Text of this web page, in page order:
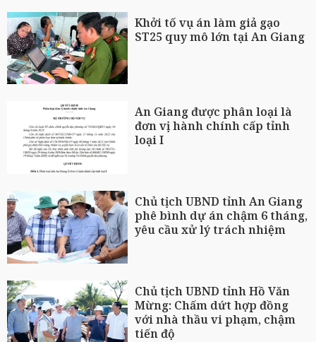
Khởi tố vụ án làm giả gạo
ST25 quy mô lớn tại An Giang
An Giang được phân loại là
đơn vị hành chính cấp tỉnh
loại I
Chủ tịch UBND tỉnh An Giang
phê bình dự án chậm 6 tháng,
yêu cầu xử lý trách nhiệm
Chủ tịch UBND tỉnh Hồ Văn
Mừng: Chấm dứt hợp đồng
với nhà thầu vi phạm, chậm
tiến độ